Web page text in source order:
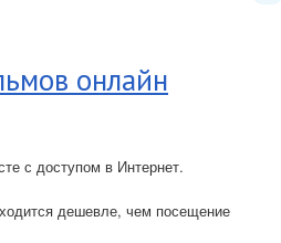
онлайн
с доступом в Интернет.
дешевле, чем посещение